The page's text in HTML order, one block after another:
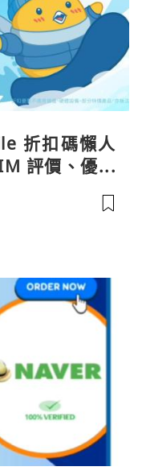
折扣碼懶人
評價、優缺
理